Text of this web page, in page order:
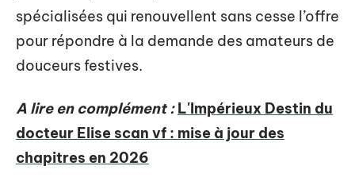
spécialisées qui renouvellent sans cesse l’offre
pour répondre à la demande des amateurs de
douceurs festives.
A lire en complément : L'Impérieux Destin du
docteur Elise scan vf : mise à jour des
chapitres en 2026